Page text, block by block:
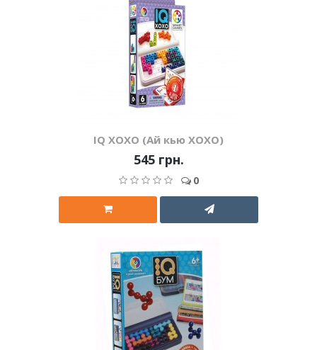
IQ XOXO (Ай кью ХОХО)
545 грн.
0